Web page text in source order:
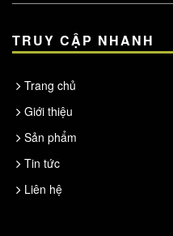
TRUY CẬP NHANH
Trang chủ
Giới thiệu
Sản phẩm
Tin tức
Liên hệ